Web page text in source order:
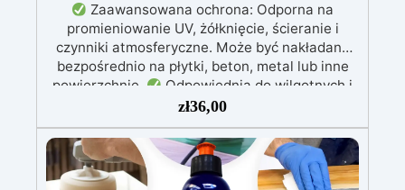
Zaawansowana ochrona: Odporna na
promieniowanie UV, żółknięcie, ścieranie i
czynniki atmosferyczne. Może być nakładana
bezpośrednio na płytki, beton, metal lub inne
powierzchnie.
Odpowiednia do wilgotnych i
intensywnie użytkowanych miejsc: Specjalna
formuła, idealna do środowisk wymagających
najwyższej trwałości.
Wszechstronne i
personalizowane wykończenie: Dostępna w
kolorystyce RAL lub NCS, z wykończeniem w
zł36,00